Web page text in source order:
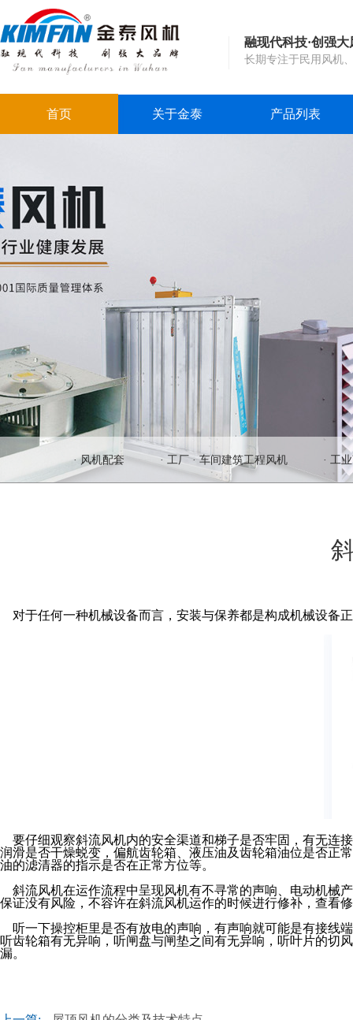
融现代科技·创强
长期专注于民用风机
首页 关于金泰 产品列表
· 风机配套 · 工厂 · 车间建筑工程风机 · 工
对于任何一种机械设备而言，安装与保养都是构成机械设备
要仔细观察斜流风机内的安全渠道和梯子是否牢固，有无连
润滑是否干燥蜕变，偏航齿轮箱、液压油及齿轮箱油位是否正
油的滤清器的指示是否在正常方位等。
斜流风机在运作流程中呈现风机有不寻常的声响、电动机械
保证没有风险，不容许在斜流风机运作的时候进行修补，查看
听一下操控柜里是否有放电的声响，有声响就可能是有接线
听齿轮箱有无异响，听闸盘与闸垫之间有无异响，听叶片的切
漏。